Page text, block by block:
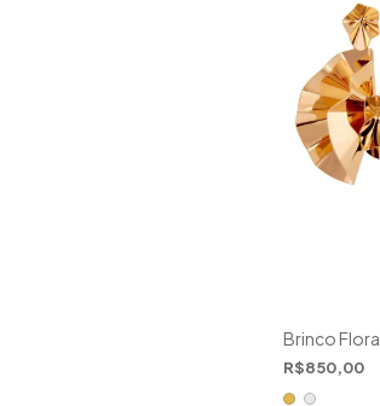
Brinco Flora
R$850,00